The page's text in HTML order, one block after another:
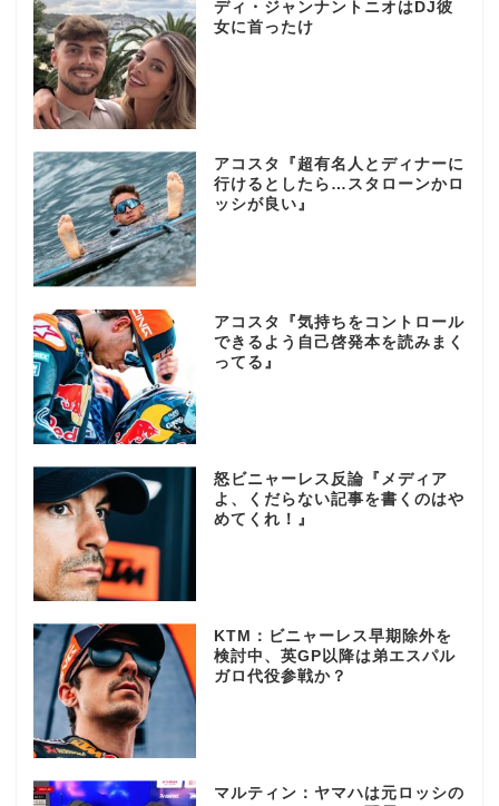
ディ・ジャンナントニオはDJ彼
女に首ったけ
アコスタ『超有名人とディナーに
行けるとしたら…スタローンかロ
ッシが良い』
アコスタ『気持ちをコントロール
できるよう自己啓発本を読みまく
ってる』
怒ビニャーレス反論『メディア
よ、くだらない記事を書くのはや
めてくれ！』
KTM：ビニャーレス早期除外を
検討中、英GP以降は弟エスパル
ガロ代役参戦か？
マルティン：ヤマハは元ロッシの